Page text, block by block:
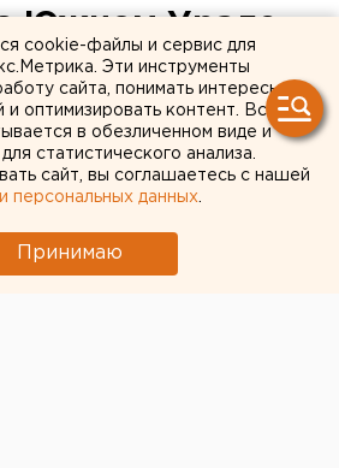
Южном Урале
о сломанных
cookie-файлы и сервис для
Эти инструменты
сайта, понимать интересы
оптимизировать контент. Вся
в обезличенном виде и
статистического анализа.
сайт, вы соглашаетесь с нашей
персональных данных
Принимаю